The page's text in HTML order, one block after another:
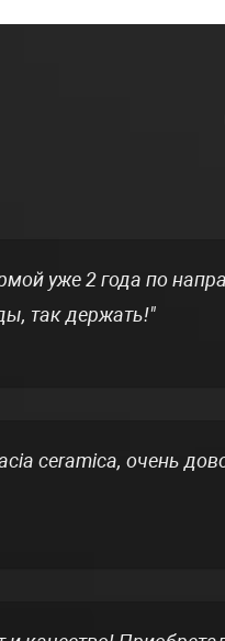
уже 2 года по
так держать!
ceramica, очень